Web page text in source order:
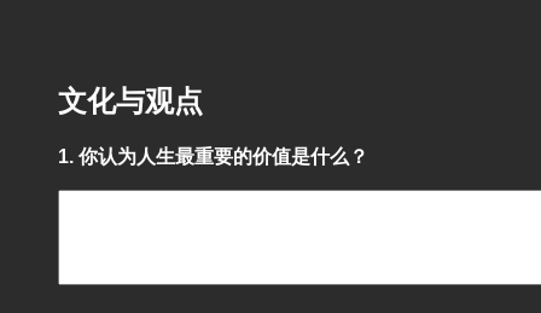
文化与观点
1. 你认为人生最重要的价值是什么？